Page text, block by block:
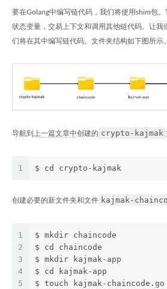
要在Golang中编写链代码，我们将使用shim包
状态变量，交易上下文和调用其他链代码。让我
们将在其中编写链代码。文件夹结构如下图所示。
导航到 上一篇文章中创建的 crypto-kajmak
1 $ cd crypto-kajmak
创建必要的新文件夹和文件 kajmak-
1
2
3
4
5
$ mkdir chaincode
$ cd chaincode
$ mkdir kajmak-app
$ cd kajmak-app
$ touch kajmak-chaincode.go